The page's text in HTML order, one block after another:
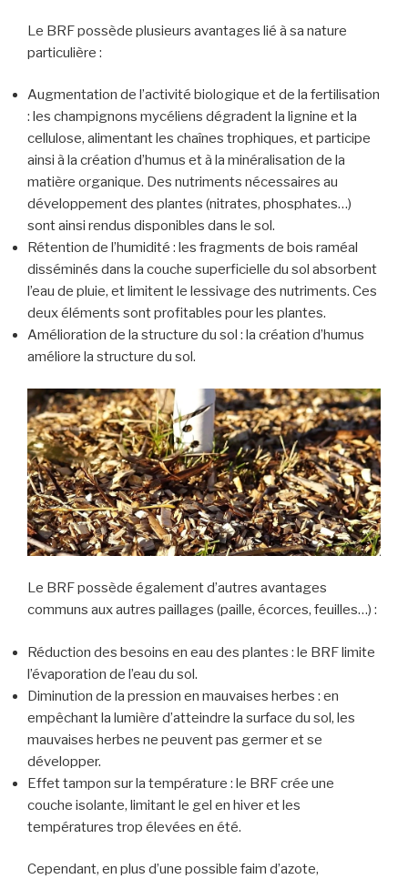
Le BRF possède plusieurs avantages lié à sa nature
particulière :
Augmentation de l’activité biologique et de la fertilisation
: les champignons mycéliens dégradent la lignine et la
cellulose, alimentant les chaînes trophiques, et participe
ainsi à la création d’humus et à la minéralisation de la
matière organique. Des nutriments nécessaires au
développement des plantes (nitrates, phosphates…)
sont ainsi rendus disponibles dans le sol.
Rétention de l’humidité : les fragments de bois raméal
disséminés dans la couche superficielle du sol absorbent
l’eau de pluie, et limitent le lessivage des nutriments. Ces
deux éléments sont profitables pour les plantes.
Amélioration de la structure du sol : la création d’humus
améliore la structure du sol.
Le BRF possède également d’autres avantages
communs aux autres paillages (paille, écorces, feuilles…) :
Réduction des besoins en eau des plantes : le BRF limite
l’évaporation de l’eau du sol.
Diminution de la pression en mauvaises herbes : en
empêchant la lumière d’atteindre la surface du sol, les
mauvaises herbes ne peuvent pas germer et se
développer.
Effet tampon sur la température : le BRF crée une
couche isolante, limitant le gel en hiver et les
températures trop élevées en été.
Cependant, en plus d’une possible faim d’azote,